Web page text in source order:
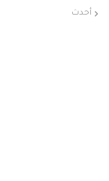
أحدث